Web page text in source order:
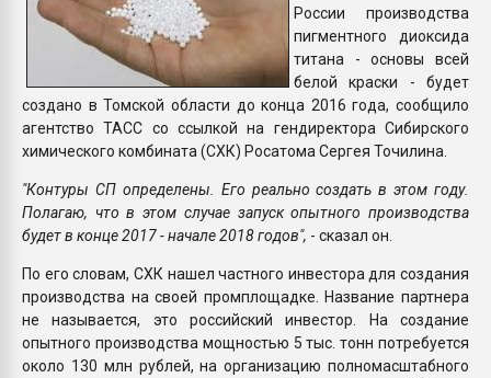
России производства
пигментного диоксида
титана - основы всей
белой краски - будет
создано в Томской области до конца 2016 года, сообщило
агентство ТАСС со ссылкой на гендиректора Сибирского
химического комбината (СХК) Росатома Сергея Точилина.
"Контуры СП определены. Его реально создать в этом году.
Полагаю, что в этом случае запуск опытного производства
будет в конце 2017 - начале 2018 годов", - сказал он.
По его словам, СХК нашел частного инвестора для создания
производства на своей промплощадке. Название партнера
не называется, это российский инвестор. На создание
опытного производства мощностью 5 тыс. тонн потребуется
около 130 млн рублей, на организацию полномасштабного